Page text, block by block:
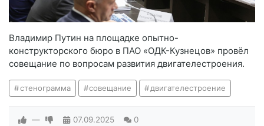
Владимир Путин на площадке опытно-
конструкторского бюро в ПАО «ОДК-Кузнецов» провёл
совещание по вопросам развития двигателестроения.
стенограмма совещание двигателестроение
— 07.09.2025 0